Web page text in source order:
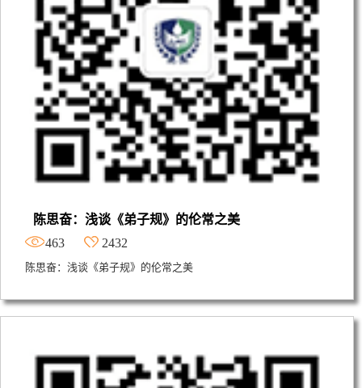
陈思奋：浅谈《弟子规》的伦常之美
463
2432
陈思奋：浅谈《弟子规》的伦常之美